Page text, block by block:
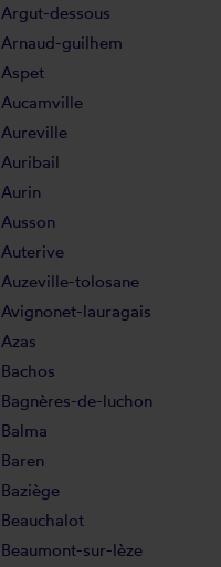
Argut-dessous
Arnaud-guilhem
Aspet
Aucamville
Aureville
Auribail
Aurin
Ausson
Auterive
Auzeville-tolosane
Avignonet-lauragais
Azas
Bachos
Bagnères-de-luchon
Balma
Baren
Baziège
Beauchalot
Beaumont-sur-lèze